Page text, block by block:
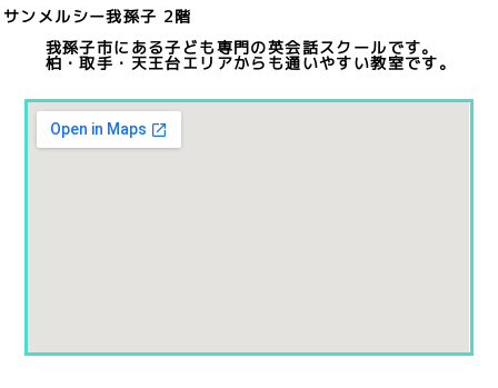
サンメルシー我孫子 2階
我孫子市にある子ども専門の英会話スクールです。
柏・取手・天王台エリアからも通いやすい教室です。